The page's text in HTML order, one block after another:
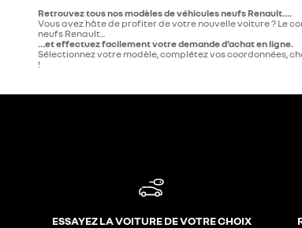
Retrouvez tous nos modèles de véhicules neufs Renault....
Vous avez hâte de profiter de votre nouvelle voiture ? Le
neufs Renault...
...et effectuez facilement votre demande d’achat en ligne.
Sélectionnez votre modèle, complétez vos coordonnées,
!
ESSAYEZ LA VOITURE DE VOTRE CHOIX